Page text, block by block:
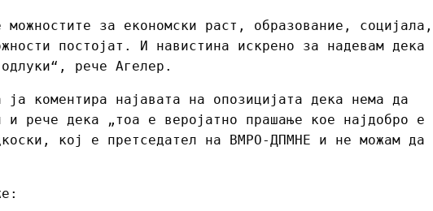
за економски раст, образование, социјала,
постојат. И навистина искрено за надевам дека
рече Агелер.
коментира најавата на опозицијата дека нема да
и рече дека „тоа е веројатно прашање кое најдобро е
кој е претседател на ВМРО-ДПМНЕ и не можам да